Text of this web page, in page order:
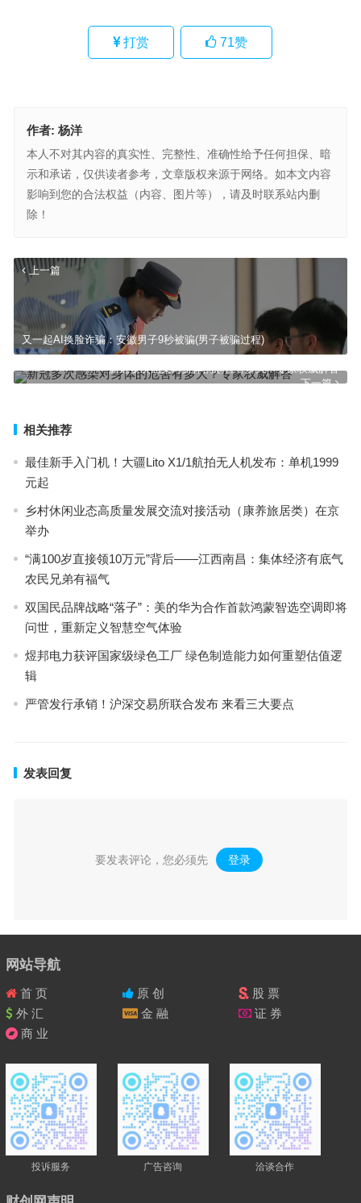
打赏 71赞
作者: 杨洋
本人不对其内容的真实性、完整性、准确性给予任何担保、暗
示和承诺，仅供读者参考，文章版权来源于网络。如本文内容
影响到您的合法权益（内容、图片等），请及时联系站内删
除！
上一篇
又一起AI换脸诈骗：安徽男子9秒被骗(男子被骗过程)
下一篇
新冠多次感染对身体的危害有多大？专家权威解答
相关推荐
最佳新手入门机！大疆Lito X1/1航拍无人机发布：单机1999
元起
乡村休闲业态高质量发展交流对接活动（康养旅居类）在京
举办
“满100岁直接领10万元”背后——江西南昌：集体经济有底气
农民兄弟有福气
双国民品牌战略“落子”：美的华为合作首款鸿蒙智选空调即将
问世，重新定义智慧空气体验
煜邦电力获评国家级绿色工厂 绿色制造能力如何重塑估值逻
辑
严管发行承销！沪深交易所联合发布 来看三大要点
发表回复
要发表评论，您必须先 登录 。
网站导航
首 页 原 创
股 票
外 汇
金 融
证 券
商 业
投诉服务 广告咨询 洽谈合作